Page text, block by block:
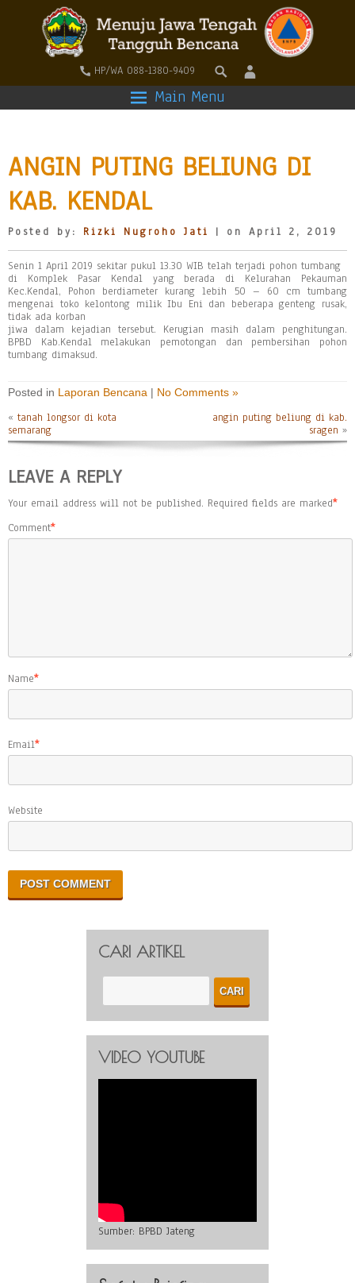
HP/WA 088-1380-9409
Main Menu
ANGIN PUTING BELIUNG DI
KAB. KENDAL
Posted by: Rizki Nugroho Jati | on April 2, 2019
Senin 1 April 2019 sekitar pukul 13.30 WIB telah terjadi pohon tumbang
di Komplek Pasar Kendal yang berada di Kelurahan Pekauman
Kec.Kendal, Pohon berdiameter kurang lebih 50 – 60 cm tumbang
mengenai toko kelontong milik Ibu Eni dan beberapa genteng rusak,
tidak ada korban
jiwa dalam kejadian tersebut. Kerugian masih dalam penghitungan.
BPBD Kab.Kendal melakukan pemotongan dan pembersihan pohon
tumbang dimaksud.
Posted in Laporan Bencana | No Comments »
« tanah longsor di kota
semarang
angin puting beliung di kab.
sragen »
LEAVE A REPLY
Your email address will not be published. Required fields are marked*
Comment*
Name*
Email*
Website
CARI ARTIKEL
VIDEO YOUTUBE
Sumber: BPBD Jateng